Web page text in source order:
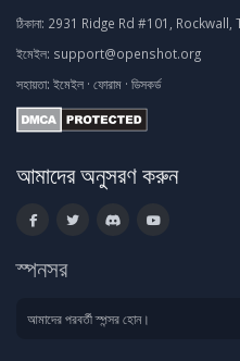
ঠিকানা: 2931 Ridge Rd #101, Rockwall,
ইমেইল: support@openshot.org
সহায়তা: ইমেইল · ফোরাম · ডিসকর্ড
আমাদের অনুসরণ করুন
স্পনসর
আমাদের পরবর্তী স্পন্সর হোন।